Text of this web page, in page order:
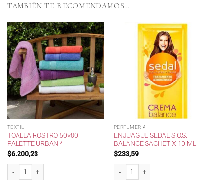
TAMBIÉN TE RECOMENDAMOS…
TEXTIL
TOALLA ROSTRO 50×80
PALETTE URBAN *
$6.200,23
Toalla rostro 50x80 Palette Urban * cantidad
PERFUMERIA
ENJUAGUE SEDAL S.O.S.
BALANCE SACHET X 10 ML
$233,59
Enjuague Sedal s.o.s. balance sachet x